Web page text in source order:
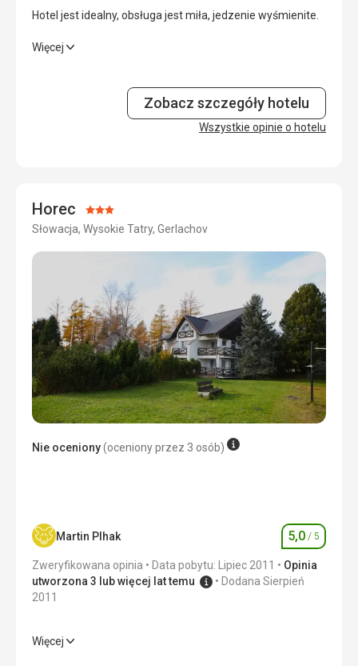
Hotel jest idealny, obsługa jest miła, jedzenie wyśmienite.
Hotel jest idealny, obsługa jest miła, jedzenie wyśmienite.
5,0 / 5
Cena
Wyżywienie
Zakwaterowanie
Ładne i czyste
Usługi
doskonały
Sport
Zatłoczone stoki narciarskie, szybkie wyciągi i minimalne
kolejki
Ta recenzja została automatycznie przetłumaczona za
pomocą Google Translate
Więcej
Zobacz szczegóły hotelu
Wszystkie opinie o hotelu
Horec Ocena:
3/5
Słowacja, Wysokie Tatry, Gerlachov
Nie oceniony(oceniony przez 3 osób)
Martin Plhak Ocena
5,0 / 5
Zweryfikowana opinia Data pobytu: Lipiec 2011
Opinia
utworzona 3 lub więcej lat temu
Dodana Sierpień
2011
Więcej